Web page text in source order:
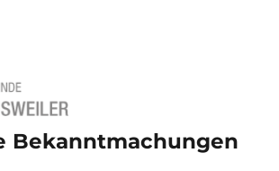
Bekanntmachungen